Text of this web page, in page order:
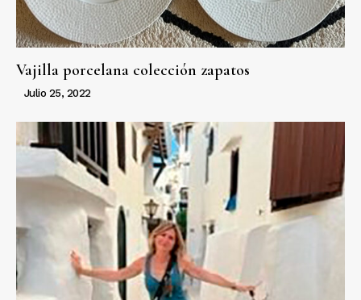
Vajilla porcelana colección zapatos
Julio 25, 2022